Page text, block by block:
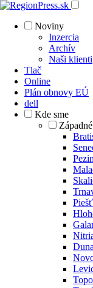
Noviny
Inzercia
Archív
Naši klienti
Tlač
Online
Plán obnovy EÚ
dell
Kde sme